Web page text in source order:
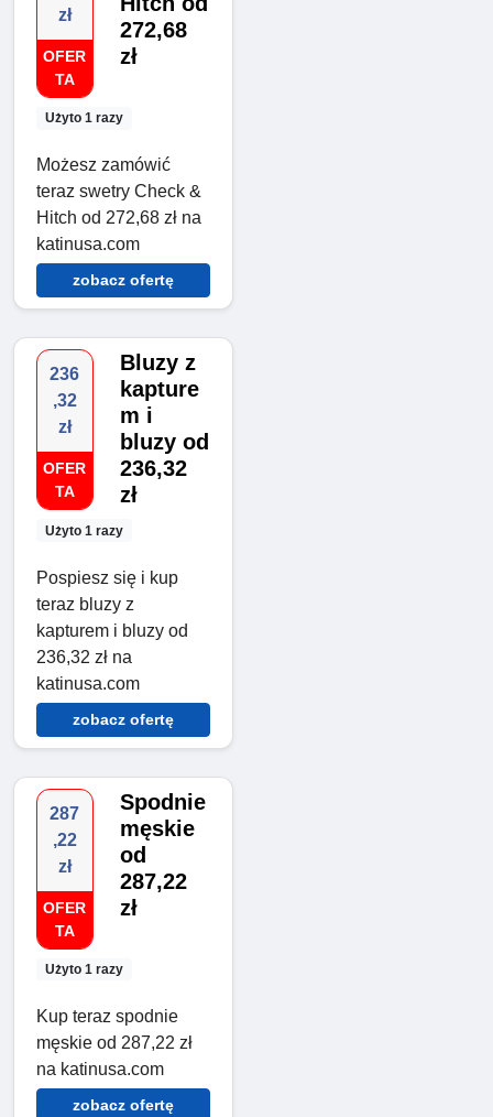
zł
OFER
TA
Użyto 1 razy
272,68
zł
Możesz zamówić
teraz swetry Check &
Hitch od 272,68 zł na
katinusa.com
zobacz ofertę
236
,32
zł
OFER
TA
Użyto 1 razy
Bluzy z
kapture
m i
bluzy od
236,32
zł
Pospiesz się i kup
teraz bluzy z
kapturem i bluzy od
236,32 zł na
katinusa.com
zobacz ofertę
287
,22
zł
OFER
TA
Użyto 1 razy
Spodnie
męskie
od
287,22
zł
Kup teraz spodnie
męskie od 287,22 zł
na katinusa.com
zobacz ofertę